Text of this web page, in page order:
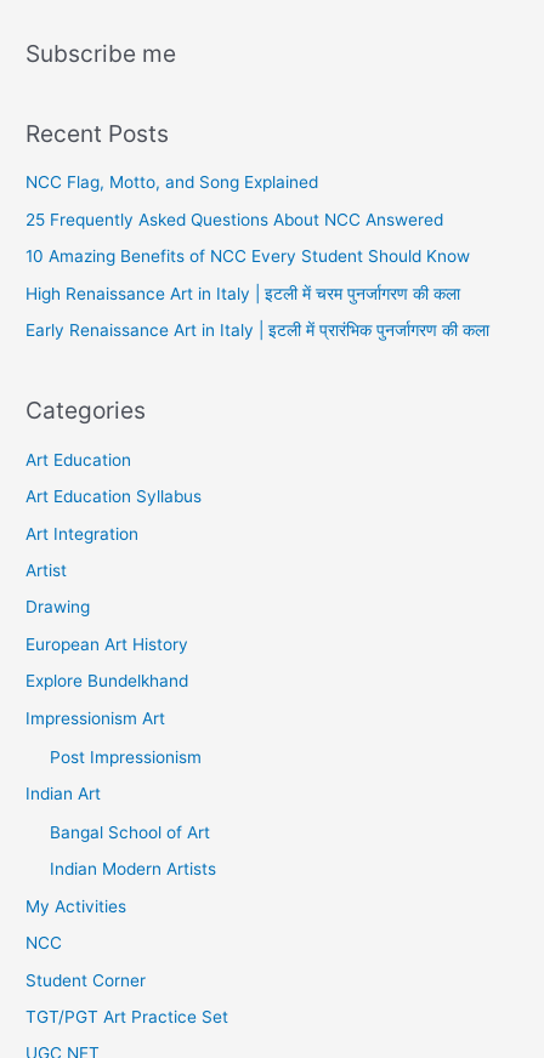
Subscribe me
Recent Posts
NCC Flag, Motto, and Song Explained
25 Frequently Asked Questions About NCC Answered
10 Amazing Benefits of NCC Every Student Should Know
High Renaissance Art in Italy | इटली में चरम पुनर्जागरण की कला
Early Renaissance Art in Italy | इटली में प्रारंभिक पुनर्जागरण की कला
Categories
Art Education
Art Education Syllabus
Art Integration
Artist
Drawing
European Art History
Explore Bundelkhand
Impressionism Art
Post Impressionism
Indian Art
Bangal School of Art
Indian Modern Artists
My Activities
NCC
Student Corner
TGT/PGT Art Practice Set
UGC NET